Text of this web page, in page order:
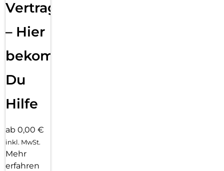
Vertragsabwicklung
– Hier
bekommst
Du
Hilfe
ab 0,00 €
inkl. MwSt.
Mehr
erfahren